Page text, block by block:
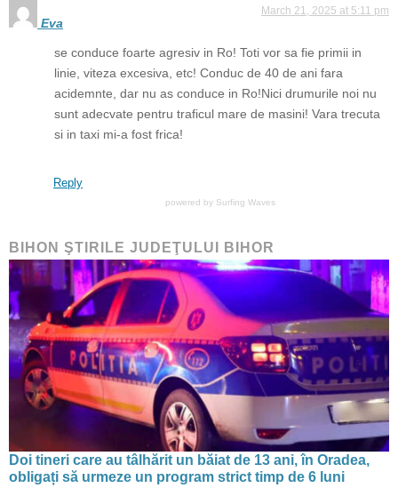
Eva
March 21, 2025 at 5:11 pm
se conduce foarte agresiv in Ro! Toti vor sa fie primii in
linie, viteza excesiva, etc! Conduc de 40 de ani fara
acidemnte, dar nu as conduce in Ro!Nici drumurile noi nu
sunt adecvate pentru traficul mare de masini! Vara trecuta
si in taxi mi-a fost frica!
Reply
powered by Surfing Waves
BIHON ŞTIRILE JUDEŢULUI BIHOR
Doi tineri care au tâlhărit un băiat de 13 ani, în Oradea,
obligați să urmeze un program strict timp de 6 luni